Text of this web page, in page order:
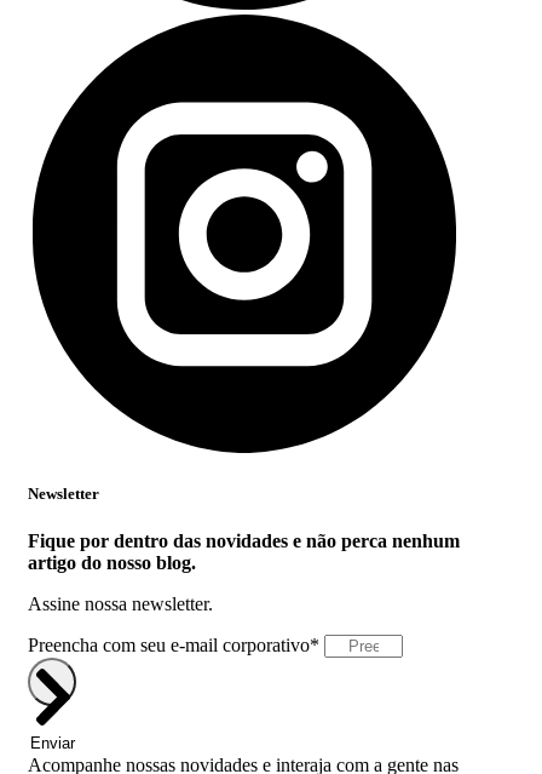
Newsletter
Fique por dentro das novidades e não perca nenhum
artigo do nosso blog.
Assine nossa newsletter.
Preencha com seu e-mail corporativo*
Enviar
Acompanhe nossas novidades e interaja com a gente nas